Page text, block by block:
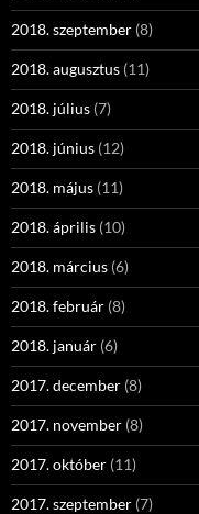
2018. szeptember (8)
2018. augusztus (11)
2018. július (7)
2018. június (12)
2018. május (11)
2018. április (10)
2018. március (6)
2018. február (8)
2018. január (6)
2017. december (8)
2017. november (8)
2017. október (11)
2017. szeptember (7)